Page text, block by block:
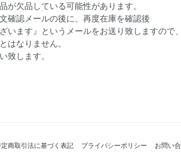
が欠品している可能性があります。
確認メールの後に、再度在庫を確認後
います』というメールをお送り致しますので
はなりません。
致します。
定商取引法に基づく表記 プライバシーポリシー お問い